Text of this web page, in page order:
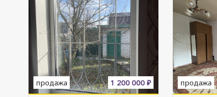
продажа 1 200 000 ₽ продажа